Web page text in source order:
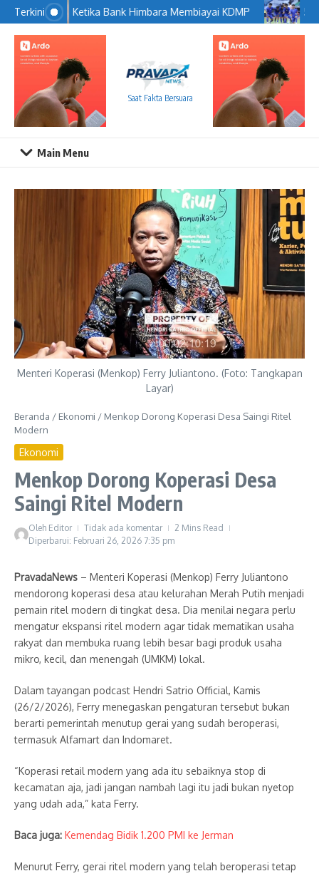
Lewati ke konten
Terkini Ketika Bank Himbara Membiayai KDMP 5
Saat Fakta Bersuara
Main Menu
Menteri Koperasi (Menkop) Ferry Juliantono. (Foto: Tangkapan
Layar)
Beranda / Ekonomi / Menkop Dorong Koperasi Desa Saingi Ritel
Modern
Ekonomi
Menkop Dorong Koperasi Desa
Saingi Ritel Modern
Oleh Editor Tidak ada komentar
2 Mins Read
Diperbarui: Februari 26, 2026 7:35 pm
PravadaNews – Menteri Koperasi (Menkop) Ferry Juliantono
mendorong koperasi desa atau kelurahan Merah Putih menjadi
pemain ritel modern di tingkat desa. Dia menilai negara perlu
mengatur ekspansi ritel modern agar tidak mematikan usaha
rakyat dan membuka ruang lebih besar bagi produk usaha
mikro, kecil, dan menengah (UMKM) lokal.
Dalam tayangan podcast Hendri Satrio Official, Kamis
(26/2/2026), Ferry menegaskan pengaturan tersebut bukan
berarti pemerintah menutup gerai yang sudah beroperasi,
termasuk Alfamart dan Indomaret.
“Koperasi retail modern yang ada itu sebaiknya stop di
kecamatan aja, jadi jangan nambah lagi itu jadi bukan nyetop
yang udah ada,” kata Ferry.
Baca juga: Kemendag Bidik 1.200 PMI ke Jerman
Menurut Ferry, gerai ritel modern yang telah beroperasi tetap